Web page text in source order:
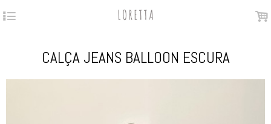
4 .
CALÇA JEANS BALLOON ESCURA